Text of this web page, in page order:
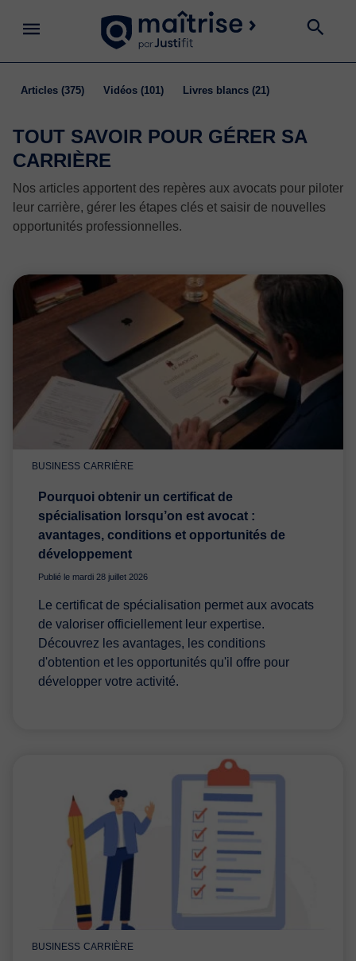
articles (375) vidéos (101) livres blancs (21)
TOUT SAVOIR POUR GÉRER SA
CARRIÈRE
Nos articles apportent des repères aux avocats pour piloter
leur carrière, gérer les étapes clés et saisir de nouvelles
opportunités professionnelles.
BUSINESS CARRIÈRE
Pourquoi obtenir un certificat de
spécialisation lorsqu’on est avocat :
avantages, conditions et opportunités de
développement
Publié le mardi 28 juillet 2026
Le certificat de spécialisation permet aux avocats
de valoriser officiellement leur expertise.
Découvrez les avantages, les conditions
d'obtention et les opportunités qu'il offre pour
développer votre activité.
BUSINESS CARRIÈRE